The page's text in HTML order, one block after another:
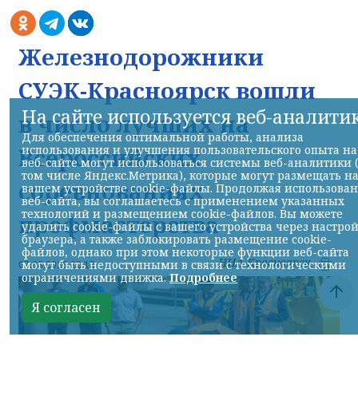
Железнодорожники
СУЭК-Красноярск вошли
в число лучших на
Всероссийских
соревнованиях
профмастерства
07.08.2026 22:13 НИА-Красноярск
На сайте используется веб-
Для обеспечения оптимальной работы, анализа
использования и улучшения пользовательского опыта на
веб-сайте могут использоваться системы веб-аналитики
том числе Яндекс.Метрика), которые могут размещать на
вашем устройстве cookie-файлы. Продолжая
веб-сайта, вы соглашаетесь с применением указанных
технологий и размещением cookie-файлов. Вы можете
удалить cookie-файлы с вашего устройства через
браузера, а также заблокировать размещение cookie-
файлов, однако при этом некоторые функции веб-сайта
могут быть недоступными в связи с технологическими
ограничениями движка.Подробнее
Я согласен